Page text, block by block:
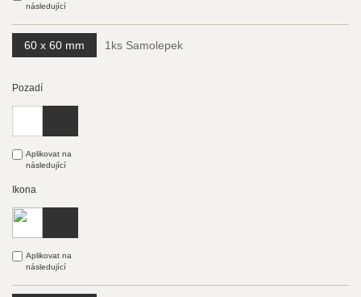
následující
60 x 60 mm 1ks Samolepek
Pozadí
Aplikovat na
následující
Ikona
Aplikovat na
následující